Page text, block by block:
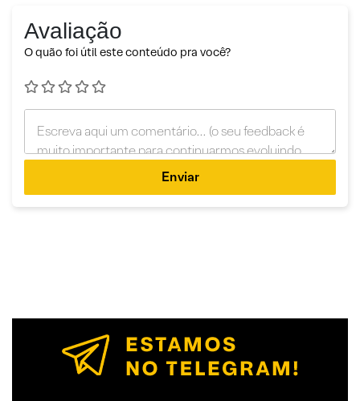
Avaliação
O quão foi útil este conteúdo pra você?
Enviar